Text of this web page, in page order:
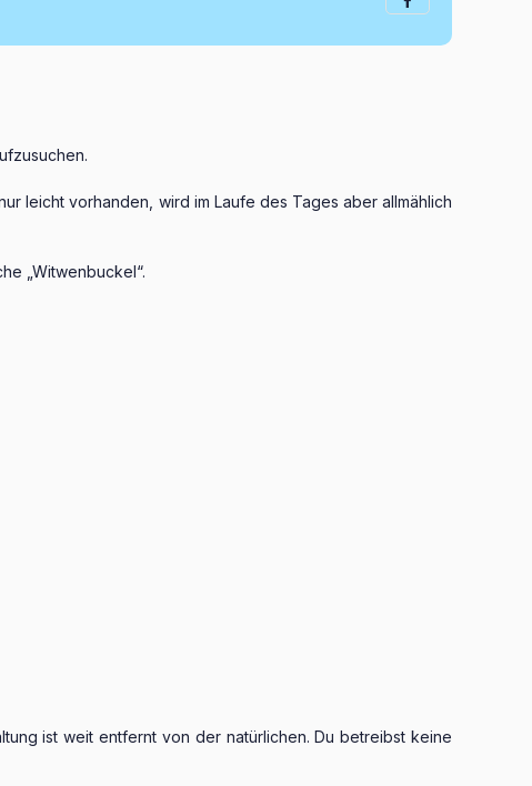
leicht vorhanden, wird im Laufe des Tages aber allmählich
„Witwenbuckel“.
ist weit entfernt von der natürlichen. Du betreibst keine